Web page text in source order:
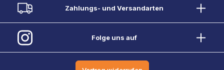
Zahlungs- und Versandarten
Folge uns auf